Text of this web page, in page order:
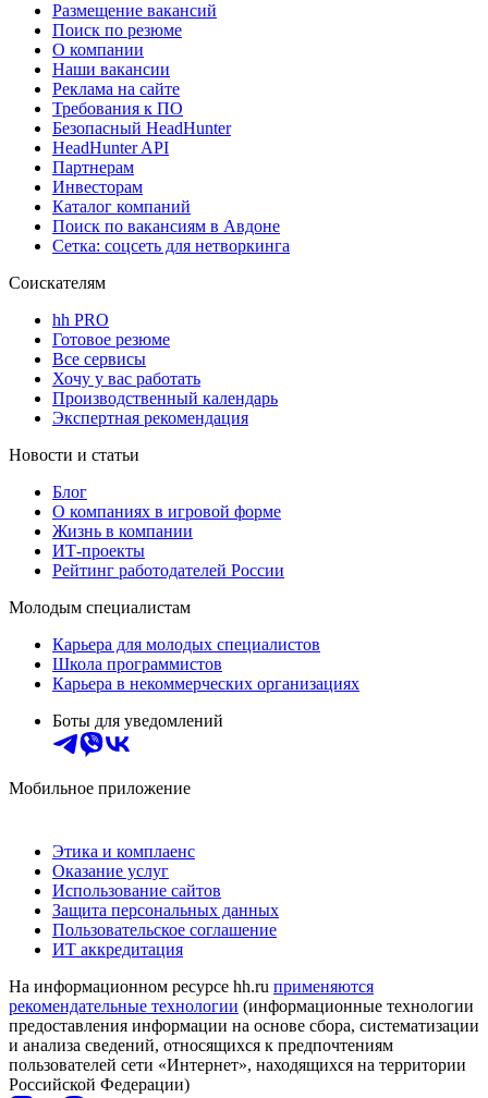
Размещение вакансий
Поиск по резюме
О компании
Наши вакансии
Реклама на сайте
Требования к ПО
Безопасный HeadHunter
HeadHunter API
Партнерам
Инвесторам
Каталог компаний
Поиск по вакансиям в Авдоне
Сетка: соцсеть для нетворкинга
Соискателям
hh PRO
Готовое резюме
Все сервисы
Хочу у вас работать
Производственный календарь
Экспертная рекомендация
Новости и статьи
Блог
О компаниях в игровой форме
Жизнь в компании
ИТ-проекты
Рейтинг работодателей России
Молодым специалистам
Карьера для молодых специалистов
Школа программистов
Карьера в некоммерческих организациях
Боты для уведомлений
Мобильное приложение
Этика и комплаенс
Оказание услуг
Использование сайтов
Защита персональных данных
Пользовательское соглашение
ИТ аккредитация
На информационном ресурсе hh.ru применяются
рекомендательные технологии (информационные технологии
предоставления информации на основе сбора, систематизации
и анализа сведений, относящихся к предпочтениям
пользователей сети «Интернет», находящихся на территории
Российской Федерации)